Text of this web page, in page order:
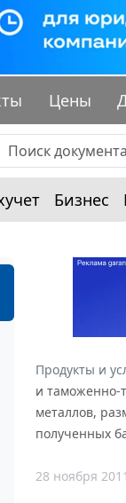
Цены
Бизнес
Продукты и
и таможенно-
металлов,
полученных
28 ноября 2011